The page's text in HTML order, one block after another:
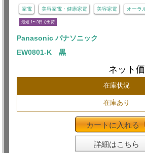
家電 美容家電・健康家電 美容家電 オーラ
最短 1〜3日で出荷
Panasonic パナソニック
EW0801-K 黒
ネット価
在庫状況
在庫あり
カートに入れる
詳細はこちら